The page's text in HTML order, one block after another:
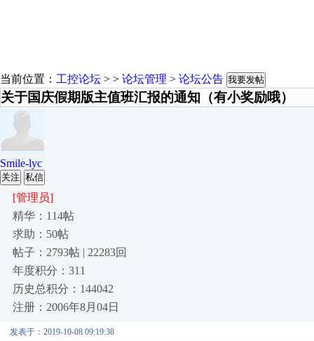
当前位置： 工控论坛 > > 论坛管理 > 论坛公告 我要发帖
关于国庆假期版主值班汇报的通知（有小奖励哦）
Smile-lyc
关注 私信
[管理员]
精华：114帖
求助：50帖
帖子：2793帖 | 22283回
年度积分：311
历史总积分：144042
注册：2006年8月04日
发表于：2019-10-08 09:19:38